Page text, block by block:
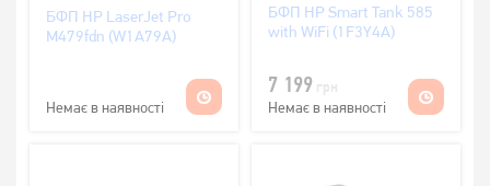
БФП HP LaserJet Pro
M479fdn (W1A79A)
Немає в наявності
БФП HP Smart Tank 585
with WiFi (1F3Y4A)
7 199
Немає в наявності